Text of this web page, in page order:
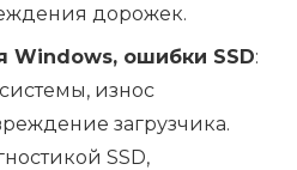
дорожек.
Windows, ошибки SSD:
износ
загрузчика.
SSD,